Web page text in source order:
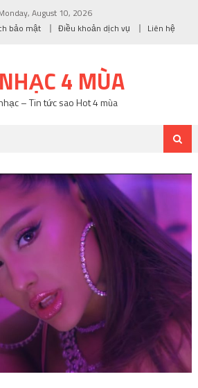
August 10, 2026
bảo mật Điều khoản dịch vụ Liên hệ
4 MÙA
– Tin tức sao Hot 4 mùa